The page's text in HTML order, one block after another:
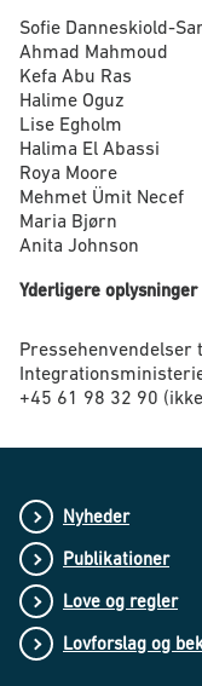
Sofie Danneskiold-
Ahmad Mahmoud
Kefa Abu Ras
Halime Oguz
Lise Egholm
Halima El Abassi
Roya Moore
Mehmet Ümit Necef
Maria Bjørn
Anita Johnson
Yderligere oplysninger
+45 61 98 32 90
Nyheder
Publikationer
Love og regler
Lovforslag og